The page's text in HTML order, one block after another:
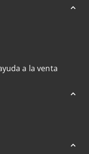
a la venta